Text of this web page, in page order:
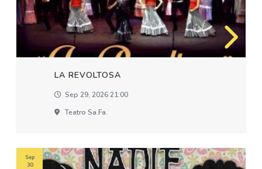
LA REVOLTOSA
Sep 29, 2026 21:00
Teatro Sa.fa.
Sep
30